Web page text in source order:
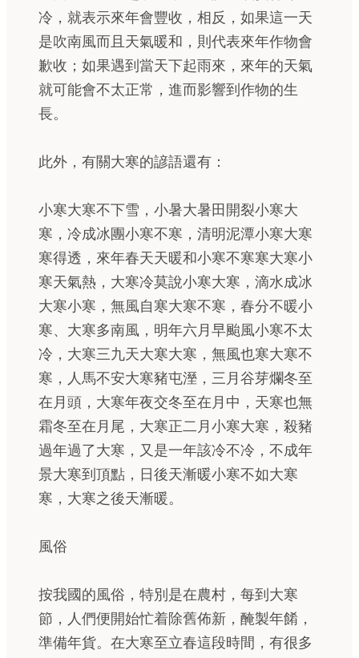
冷，就表示來年會豐收，相反，如果這一天
是吹南風而且天氣暖和，則代表來年作物會
歉收；如果遇到當天下起雨來，來年的天氣
就可能會不太正常，進而影響到作物的生
長。
此外，有關大寒的諺語還有：
小寒大寒不下雪，小暑大暑田開裂小寒大
寒，冷成冰團小寒不寒，清明泥潭小寒大寒
寒得透，來年春天天暖和小寒不寒寒大寒小
寒天氣熱，大寒冷莫說小寒大寒，滴水成冰
大寒小寒，無風自寒大寒不寒，春分不暖小
寒、大寒多南風，明年六月早颱風小寒不太
冷，大寒三九天大寒大寒，無風也寒大寒不
寒，人馬不安大寒豬屯溼，三月谷芽爛冬至
在月頭，大寒年夜交冬至在月中，天寒也無
霜冬至在月尾，大寒正二月小寒大寒，殺豬
過年過了大寒，又是一年該冷不冷，不成年
景大寒到頂點，日後天漸暖小寒不如大寒
寒，大寒之後天漸暖。
風俗
按我國的風俗，特別是在農村，每到大寒
節，人們便開始忙着除舊佈新，醃製年餚，
準備年貨。在大寒至立春這段時間，有很多